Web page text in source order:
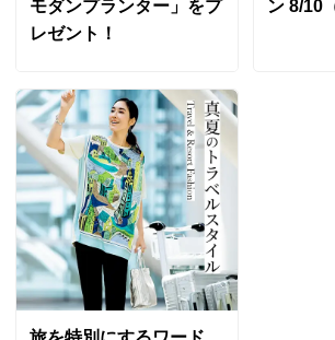
モダンプランター」をプ
レゼント！
ン 8/10